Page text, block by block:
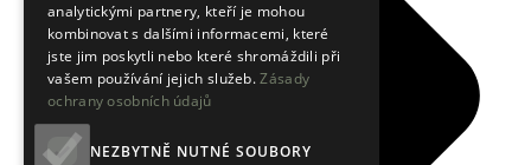
analytickými partnery, kteří je mohou
kombinovat s dalšími informacemi, které
jste jim poskytli nebo které shromáždili při
vašem používání jejich služeb.Zásady
ochrany osobních údajů
NEZBYTNĚ NUTNÉ SOUBORY